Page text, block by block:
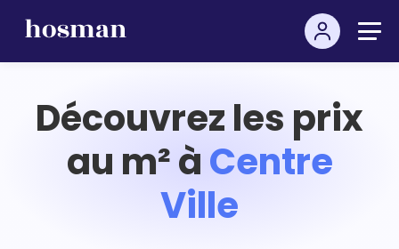
Découvrez les prix
au m² àCentre
Ville